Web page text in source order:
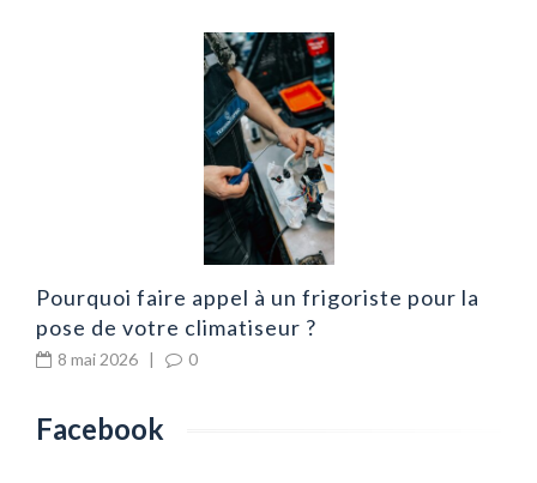
Pourquoi faire appel à un frigoriste pour la
pose de votre climatiseur ?
8 mai 2026 | 0
Facebook